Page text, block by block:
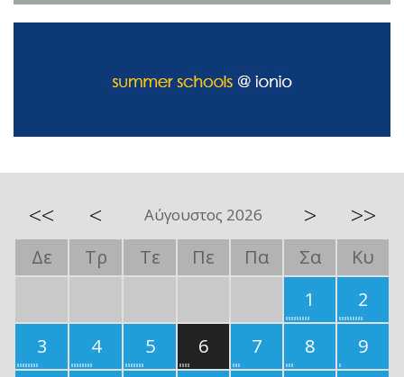
<< < Αύγουστος 2026 > >>
Δε Τρ Τε Πε Πα Σα
Κυ
1
2
3
4 5 6 7 8
9